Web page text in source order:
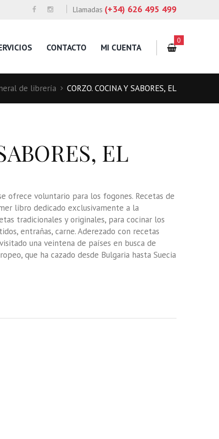
Llamadas (+34) 626 495 499
CONTACTO MI CUENTA
0
de librería CORZO. COCINA Y SABORES, EL
EL
ofrece voluntario para los fogones. Recetas de
libro dedicado exclusivamente a la
tradicionales y originales, para cocinar los
entrañas, carne. Aderezado con recetas
una veintena de países en busca de
que ha cazado desde Bulgaria hasta Suecia